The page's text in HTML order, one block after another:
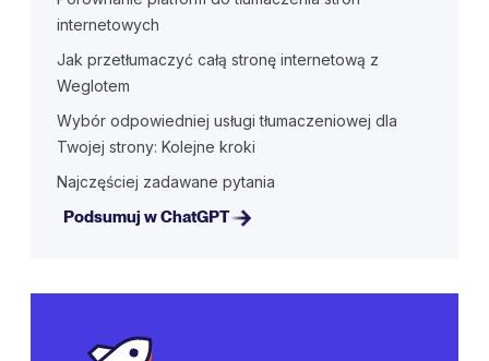
internetowych
Jak przetłumaczyć całą stronę internetową z
Weglotem
Wybór odpowiedniej usługi tłumaczeniowej dla
Twojej strony: Kolejne kroki
Najczęściej zadawane pytania
Podsumuj w ChatGPT